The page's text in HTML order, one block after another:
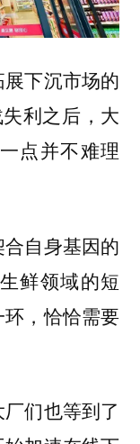
下沉市场的
利之后，大
点并不难理
自身基因的
鲜领域的短
，恰恰需要
们也等到了